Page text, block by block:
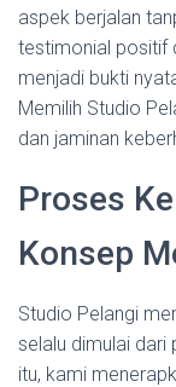
aspek berjalan
testimonial positif
menjadi bukti
Memilih Studio
dan jaminan
Proses
Konsep
Studio Pelangi
selalu dimulai dari
itu, kami